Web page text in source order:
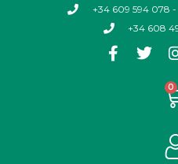
+34 609 594 078
+34 608
0